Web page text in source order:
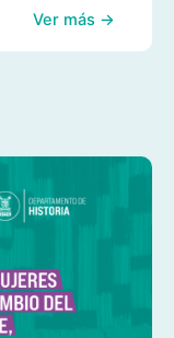
Ver más →